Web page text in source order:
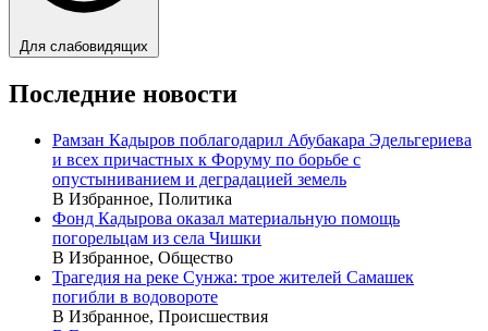
Для слабовидящих
Последние новости
Рамзан Кадыров поблагодарил Абубакара Эдельгериева
и всех причастных к Форуму по борьбе с
опустыниванием и деградацией земель
В Избранное, Политика
Фонд Кадырова оказал материальную помощь
погорельцам из села Чишки
В Избранное, Общество
Трагедия на реке Сунжа: трое жителей Самашек
погибли в водовороте
В Избранное, Происшествия